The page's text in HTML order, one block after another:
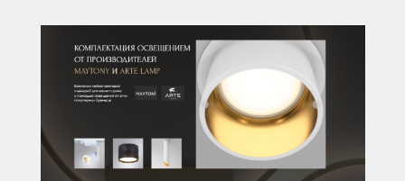
ВКонтакте Telegram